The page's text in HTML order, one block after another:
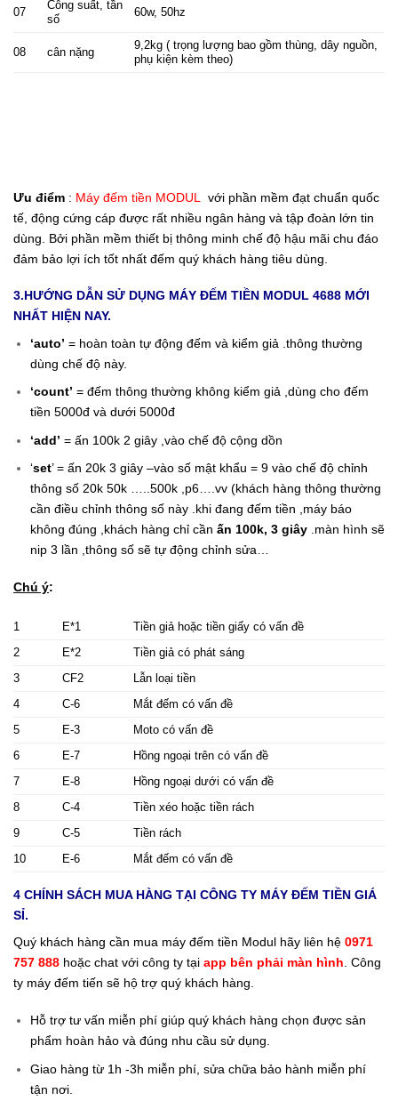
07
Công suất, tần
số
60w, 50hz
08 cân nặng
9,2kg ( trọng lượng bao gồm thùng, dây nguồn,
phụ kiện kèm theo)
Ưu điểm : Máy đếm tiền MODUL
với phần mềm đạt chuẩn quốc
tế, động cứng cáp được rất nhiều ngân hàng và tập đoàn lớn tin
dùng. Bởi phần mềm thiết bị thông minh chế độ hậu mãi chu đáo
đảm bảo lợi ích tốt nhất đếm quý khách hàng tiêu dùng.
3.HƯỚNG DẪN SỬ DỤNG MÁY ĐẾM TIỀN MODUL 4688 MỚI
NHẤT HIỆN NAY.
‘auto’ = hoàn toàn tự động đếm và kiểm giả .thông thường
dùng chế độ này.
‘count’ = đếm thông thường không kiểm giả ,dùng cho đếm
tiền 5000đ và dưới 5000đ
‘add’ = ấn 100k 2 giây ,vào chế độ cộng dồn
‘set’ = ấn 20k 3 giây –vào số mật khẩu = 9 vào chế độ chỉnh
thông số 20k 50k …..500k ,p6….vv (khách hàng thông thường
cần điều chỉnh thông số này .khi đang đếm tiền ,máy báo
không đúng ,khách hàng chỉ cần ấn 100k, 3 giây .màn hình sẽ
nip 3 lần ,thông số sẽ tự động chỉnh sửa…
Chú ý:
1 E*1
Tiền giả hoặc tiền giấy có vấn đề
2
E*2
Tiền giả có phát sáng
3
CF2
Lẫn loại tiền
4
C-6
Mắt đếm có vấn đề
5
E-3
Moto có vấn đề
6
E-7
Hồng ngoại trên có vấn đề
7
E-8
Hồng ngoại dưới có vấn đề
8
C-4
Tiền xéo hoặc tiền rách
9
C-5
Tiền rách
10
E-6 Mắt đếm có vấn đề
4 CHÍNH SÁCH MUA HÀNG TẠI CÔNG TY MÁY ĐẾM TIỀN GIÁ
SỈ.
Quý khách hàng cần mua máy đếm tiền Modul hãy liên hệ 0971
757 888 hoặc chat với công ty tại app bên phải màn hình. Công
ty máy đếm tiến sẽ hộ trợ quý khách hàng.
Hỗ trợ tư vấn miễn phí giúp quý khách hàng chọn được sản
phẩm hoàn hảo và đúng nhu cầu sử dụng.
Giao hàng từ 1h -3h miễn phí, sửa chữa bảo hành miễn phí
tận nơi.